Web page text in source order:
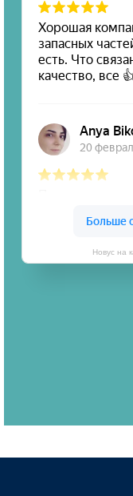
Новус на